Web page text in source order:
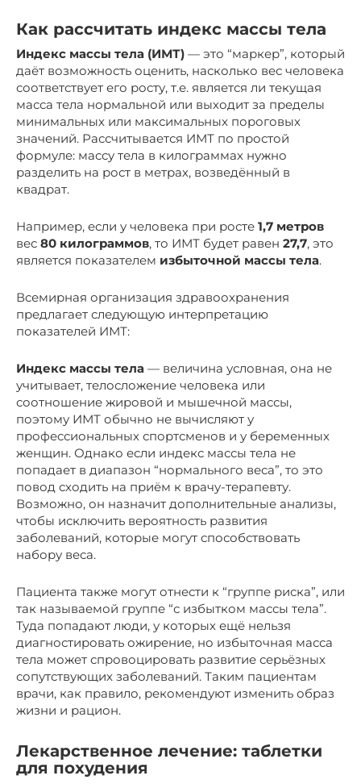
Как рассчитать индекс массы тела
Индекс массы тела (ИМТ) — это “маркер”, который
даёт возможность оценить, насколько вес человека
соответствует его росту, т.е. является ли текущая
масса тела нормальной или выходит за пределы
минимальных или максимальных пороговых
значений. Рассчитывается ИМТ по простой
формуле: массу тела в килограммах нужно
разделить на рост в метрах, возведённый в
квадрат.
Например, если у человека при росте 1,7 метров
вес 80 килограммов, то ИМТ будет равен 27,7, это
является показателем избыточной массы тела.
Всемирная организация здравоохранения
предлагает следующую интерпретацию
показателей ИМТ:
Индекс массы тела — величина условная, она не
учитывает, телосложение человека или
соотношение жировой и мышечной массы,
поэтому ИМТ обычно не вычисляют у
профессиональных спортсменов и у беременных
женщин. Однако если индекс массы тела не
попадает в диапазон “нормального веса”, то это
повод сходить на приём к врачу-терапевту.
Возможно, он назначит дополнительные анализы,
чтобы исключить вероятность развития
заболеваний, которые могут способствовать
набору веса.
Пациента также могут отнести к “группе риска”, или
так называемой группе “с избытком массы тела”.
Туда попадают люди, у которых ещё нельзя
диагностировать ожирение, но избыточная масса
тела может спровоцировать развитие серьёзных
сопутствующих заболеваний. Таким пациентам
врачи, как правило, рекомендуют изменить образ
жизни и рацион.
Лекарственное лечение: таблетки
для похудения